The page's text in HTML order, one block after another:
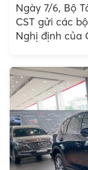
Ngày 7/6, Bộ
CST gửi các
Nghị định của